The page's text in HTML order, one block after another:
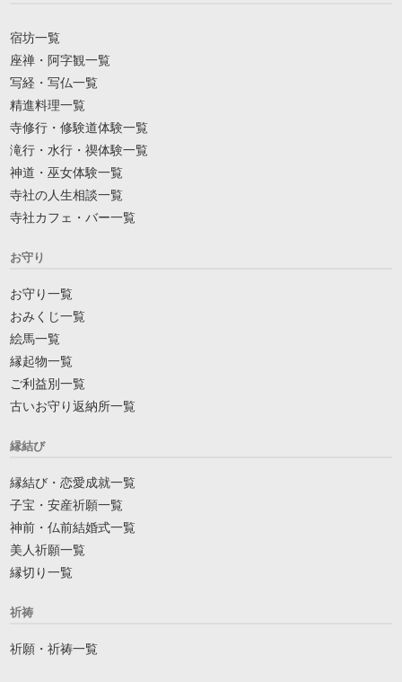
宿坊一覧
座禅・阿字観一覧
写経・写仏一覧
精進料理一覧
寺修行・修験道体験一覧
滝行・水行・禊体験一覧
神道・巫女体験一覧
寺社の人生相談一覧
寺社カフェ・バー一覧
お守り
お守り一覧
おみくじ一覧
絵馬一覧
縁起物一覧
ご利益別一覧
古いお守り返納所一覧
縁結び
縁結び・恋愛成就一覧
子宝・安産祈願一覧
神前・仏前結婚式一覧
美人祈願一覧
縁切り一覧
祈祷
祈願・祈祷一覧